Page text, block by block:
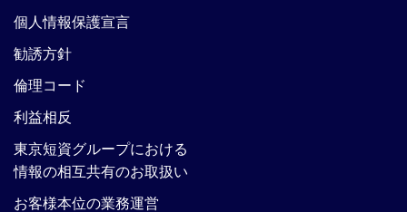
個人情報保護宣言
勧誘方針
倫理コード
利益相反
東京短資グループにおける
情報の相互共有のお取扱い
お客様本位の業務運営